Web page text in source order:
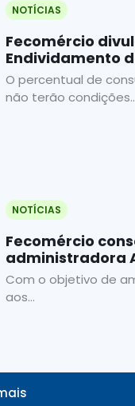
NOTÍCIAS
Fecomércio
Endividamento
O percentual de
não terão
NOTÍCIAS
Fecomércio
administradora
Com o objetivo de
aos...